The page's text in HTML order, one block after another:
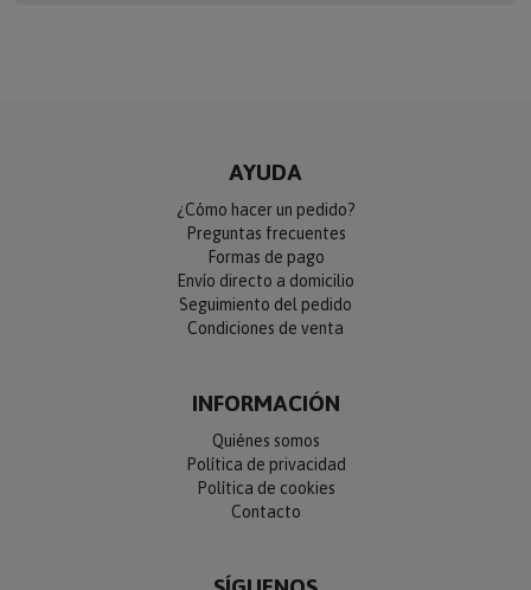
AYUDA
¿Cómo hacer un pedido?
Preguntas frecuentes
Formas de pago
Envío directo a domicilio
Seguimiento del pedido
Condiciones de venta
INFORMACIÓN
Quiénes somos
Política de privacidad
Política de cookies
Contacto